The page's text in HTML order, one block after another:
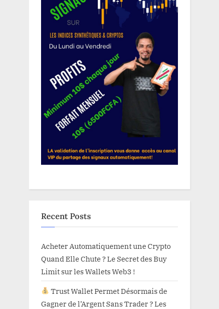
Recent Posts
Acheter Automatiquement une Crypto
Quand Elle Chute ? Le Secret des Buy
Limit sur les Wallets Web3 !
Trust Wallet Permet Désormais de
Gagner de l’Argent Sans Trader ? Les